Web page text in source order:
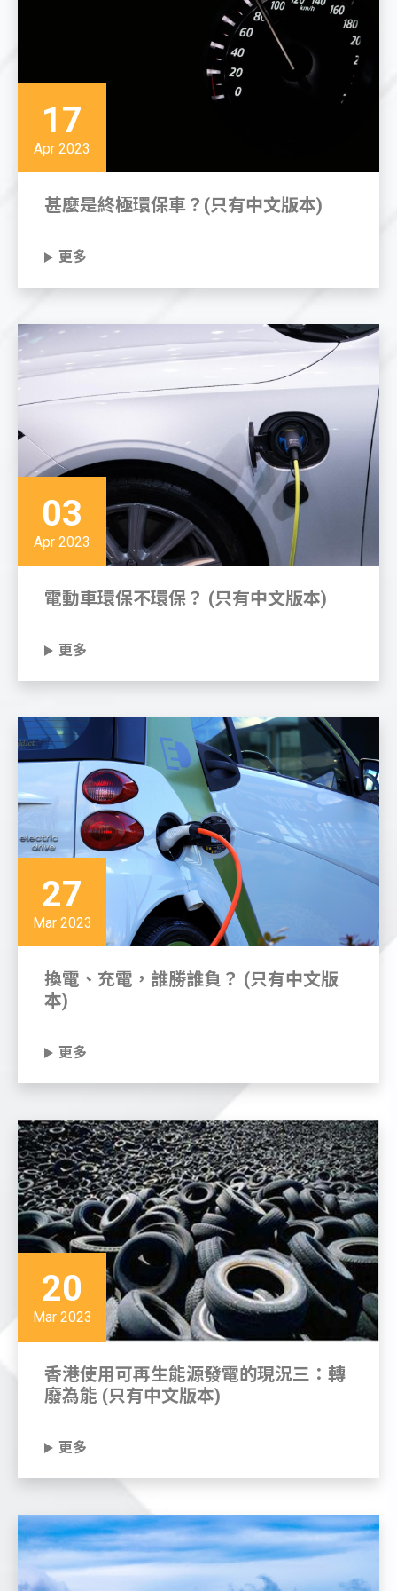
17
Apr 2023
甚麼是終極環保車？(只有中文版本)
更多
03
Apr 2023
電動車環保不環保？ (只有中文版本)
更多
27
Mar 2023
換電、充電，誰勝誰負？ (只有中文版
本)
更多
20
Mar 2023
香港使用可再生能源發電的現況三：轉
廢為能 (只有中文版本)
更多